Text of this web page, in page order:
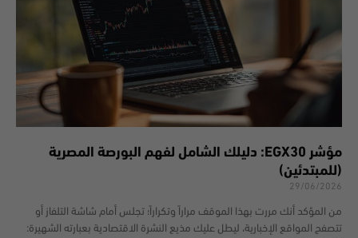
مؤشر EGX30: دليلك الشامل لفهم البورصة المصرية
(للمبتدئين)
29/06/2026
من المؤكد أنك مررت بهذا الموقف مراراً وتكراراً؛ تجلس أمام شاشة التلفاز أو
تتصفح المواقع الإخبارية، ليطل عليك مذيع النشرة الاقتصادية بعبارته الشهيرة: